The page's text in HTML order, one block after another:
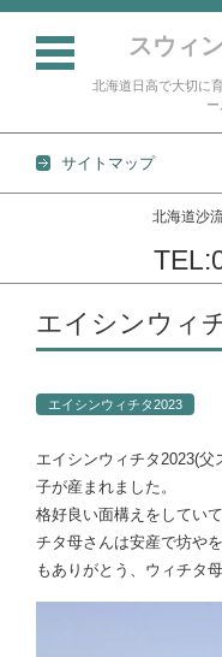
スウィ
北海道日高で大切に
サイトマップ
北海道沙
コンテンツに移動
エイシンウィ
エイシンウィチタ2023
エイシンウィチタ2023(
子が産まれました。
格好良い面構えをしてい
チタ母さんは安産で坊や
もありがとう、ウィチタ